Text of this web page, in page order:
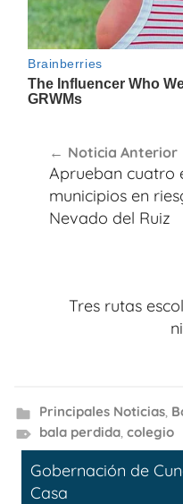
de
entradas
Noticia Anterior
Aprueban cuatro
municipios en
Nevado del Ruiz
Tres rutas
Principales Noticias,
bala perdida, colegio
Gobernación de
Casa